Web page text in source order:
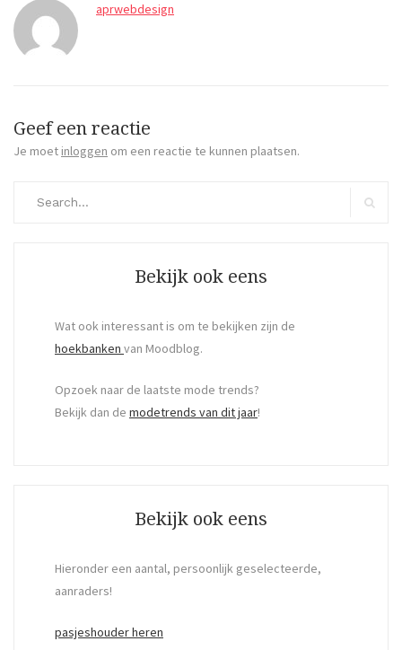
aprwebdesign
Geef een reactie
Je moet inloggen om een reactie te kunnen plaatsen.
Bekijk ook eens
Wat ook interessant is om te bekijken zijn de
hoekbanken van Moodblog.
Opzoek naar de laatste mode trends?
Bekijk dan de modetrends van dit jaar!
Bekijk ook eens
Hieronder een aantal, persoonlijk geselecteerde,
aanraders!
pasjeshouder heren